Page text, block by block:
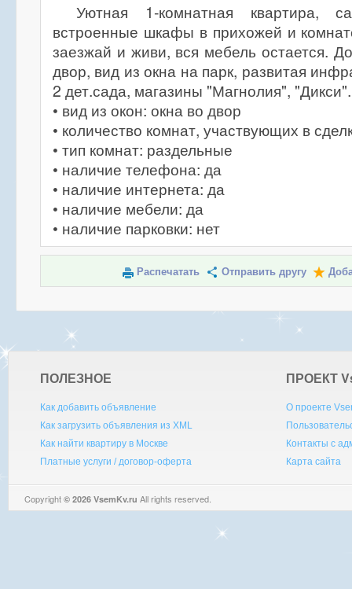
Уютная 1-комнатная квартира,
встроенные шкафы в прихожей и
заезжай и живи, вся мебель остается.
двор, вид из окна на парк, развитая
2 дет.сада, магазины "Магнолия", "Дикси".
• вид из окон: окна во двор
• количество комнат, участвующих в
• тип комнат: раздельные
• наличие телефона: да
• наличие интернета: да
• наличие мебели: да
• наличие парковки: нет
Распечатать Отправить другу
ПОЛЕЗНОЕ
Как добавить объявление
Как загрузить объявления из XML
Как найти квартиру в Москве
Платные услуги / договор-оферта
ПРОЕКТ V
О проекте
Контакты с
Карта сайта
Copyright © 2026 VsemKv.ru All rights reserved.